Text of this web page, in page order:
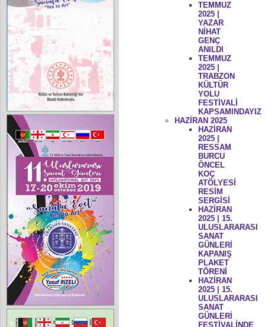
TEMMUZ
2025 |
YAZAR
NİHAT
GENÇ
ANILDI
TEMMUZ
2025 |
TRABZON
KÜLTÜR
YOLU
FESTİVALİ
KAPSAMINDAYIZ
HAZİRAN 2025
HAZİRAN
2025 |
RESSAM
BURCU
ÖNCEL
KOÇ
ATÖLYESİ
RESİM
SERGİSİ
HAZİRAN
2025 | 15.
ULUSLARARASI
SANAT
GÜNLERİ
KAPANIŞ
PLAKET
TÖRENİ
HAZİRAN
2025 | 15.
ULUSLARARASI
SANAT
GÜNLERİ
FESTİVALİNDE